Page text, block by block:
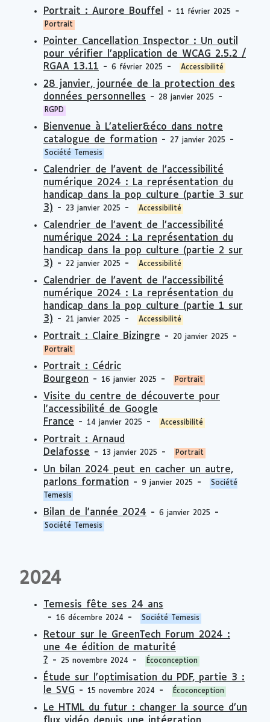
Portrait : Aurore Bouffel - 11 février 2025 -
Portrait
Pointer Cancellation Inspector : Un outil
pour vérifier l’application de WCAG 2.5.2 /
RGAA 13.11 - 6 février 2025 - Accessibilité
28 janvier, journée de la protection des
données personnelles - 28 janvier 2025 -
RGPD
Bienvenue à L’atelier&éco dans notre
catalogue de formation - 27 janvier 2025 -
Société Temesis
Calendrier de l’avent de l’accessibilité
numérique 2024 : La représentation du
handicap dans la pop culture (partie 3 sur
3) - 23 janvier 2025 - Accessibilité
Calendrier de l’avent de l’accessibilité
numérique 2024 : La représentation du
handicap dans la pop culture (partie 2 sur
3) - 22 janvier 2025 - Accessibilité
Calendrier de l’avent de l’accessibilité
numérique 2024 : La représentation du
handicap dans la pop culture (partie 1 sur
3) - 21 janvier 2025 - Accessibilité
Portrait : Claire Bizingre - 20 janvier 2025 -
Portrait
Portrait : Cédric
Bourgeon - 16 janvier 2025 - Portrait
Visite du centre de découverte pour
l'accessibilité de Google
France - 14 janvier 2025 - Accessibilité
Portrait : Arnaud
Delafosse - 13 janvier 2025 - Portrait
Un bilan 2024 peut en cacher un autre,
parlons formation - 9 janvier 2025 -
Société
Temesis
Bilan de l'année 2024 - 6 janvier 2025 -
Société Temesis
2024
Temesis fête ses 24 ans
-
16 décembre 2024 - Société Temesis
Retour sur le GreenTech Forum 2024 :
une 4e édition de maturité
? - 25 novembre 2024 - Écoconception
Étude sur l'optimisation du PDF, partie 3 :
le SVG - 15 novembre 2024 - Écoconception
Le HTML du futur : changer la source d’un